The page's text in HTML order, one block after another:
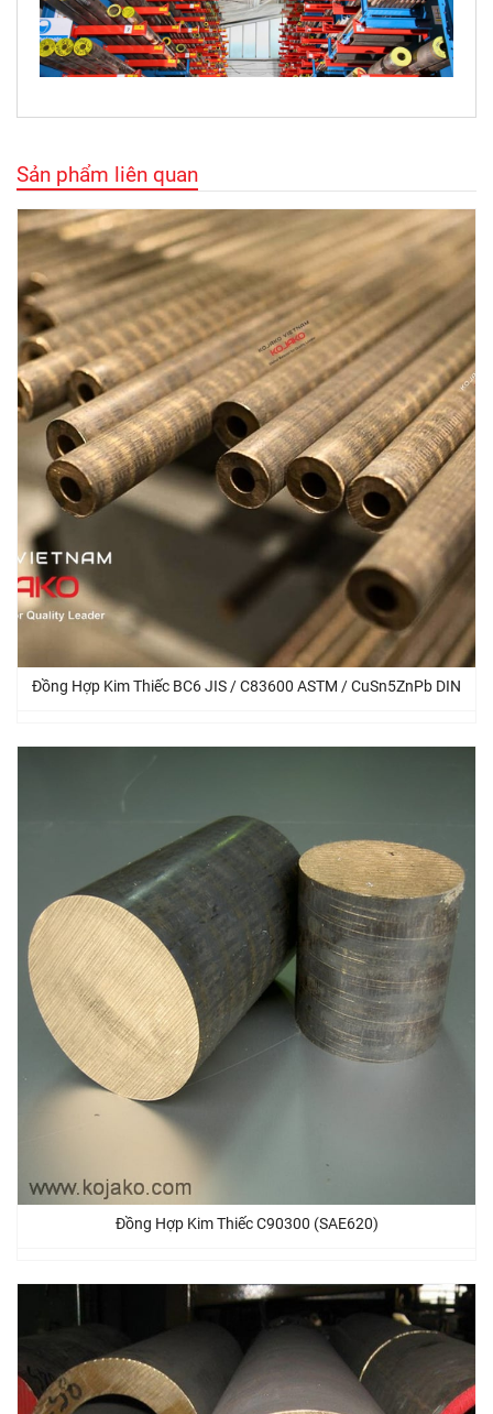
Sản phẩm liên quan
Đồng Hợp Kim Thiếc BC6 JIS / C83600 ASTM / CuSn5ZnPb DIN
Đồng Hợp Kim Thiếc C90300 (SAE620)